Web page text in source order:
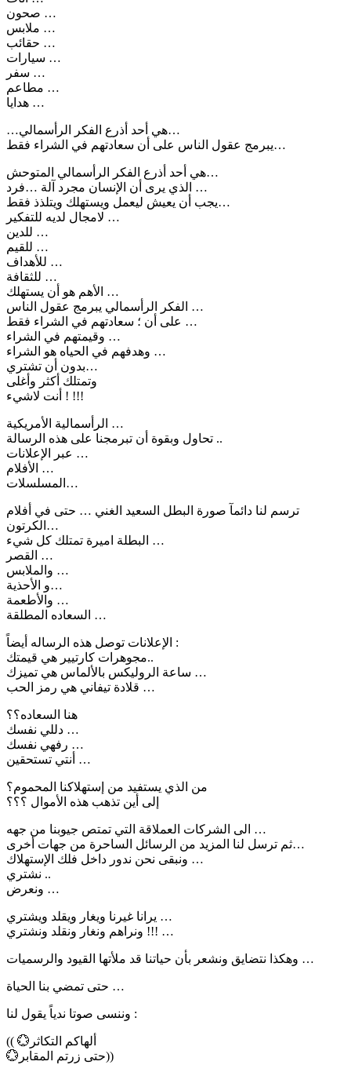
صحون …
ملابس …
حقائب …
سيارات …
سفر …
مطاعم …
هدايا …
…هي أحد أذرع الفكر الرأسمالي…
يبرمج عقول الناس على أن سعادتهم في الشراء فقط…
هي أحد أذرع الفكر الرأسمالي المتوحش…
الذي يرى أن الإنسان مجرد آلة …فرد …
يجب أن يعيش ليعمل ويستهلك ويتلذذ فقط…
لامجال لديه للتفكير …
للدين …
للقيم …
للأهداف …
للثقافة …
الأهم هو أن يستهلك …
الفكر الرأسمالي يبرمج عقول الناس …
على أن ؛ سعادتهم في الشراء فقط …
وقيمتهم في الشراء …
وهدفهم في الحياه هو الشراء …
بدون أن تشتري…
وتمتلك أكثر وأغلى
أنت لاشيء ! !!!
الرأسمالية الأمريكية …
تحاول وبقوة أن تبرمجنا على هذه الرسالة ..
عبر الإعلانات …
الأفلام …
المسلسلات…
ترسم لنا دائمآ صورة البطل السعيد الغني … حتى في أفلام
الكرتون…
البطلة اميرة تمتلك كل شيء …
القصر …
والملابس …
و الأحذية…
والأطعمة …
السعاده المطلقة …
الإعلانات توصل هذه الرساله أيضاً :
مجوهرات كارتيير هي قيمتك..
ساعة الروليكس بالألماس هي تميزك …
قلادة تيفاني هي رمز الحب …
هنا السعاده؟؟
دللي نفسك …
رفهي نفسك …
أنتي تستحقين …
من الذي يستفيد من إستهلاكنا المحموم؟
إلى أين تذهب هذه الأموال ؟؟؟
الى الشركات العملاقة التي تمتص جيوبنا من جهه …
ثم ترسل لنا المزيد من الرسائل الساحرة من جهات أخرى…
ونبقى نحن ندور داخل فلك الإستهلاك …
نشتري ..
ونعرض …
يرانا غيرنا ويغار ويقلد ويشتري …
ونراهم ونغار ونقلد ونشتري !!! …
وهكذا نتضايق ونشعر بأن حياتنا قد ملأتها القيود والرسميات …
حتى تمضي بنا الحياة …
وننسى صوتا ندياً يقول لنا :
(( 💮ألهاكم التكاثر
💮حتى زرتم المقابر))